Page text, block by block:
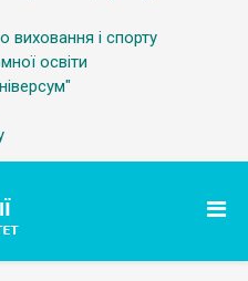
виховання і спорту
освіти